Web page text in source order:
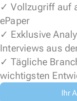
✓ Vollzugriff auf
ePaper
✓ Exklusive
Interviews aus
✓ Tägliche
wichtigsten
Ihr